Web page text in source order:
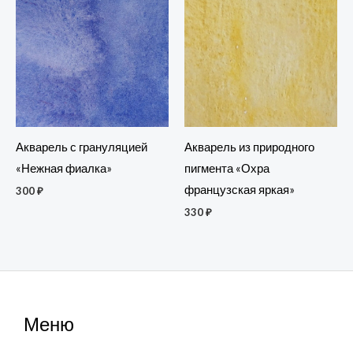
Акварель с грануляцией
«Нежная фиалка»
300₽
Акварель из природного
пигмента «Охра
французская яркая»
330₽
Меню